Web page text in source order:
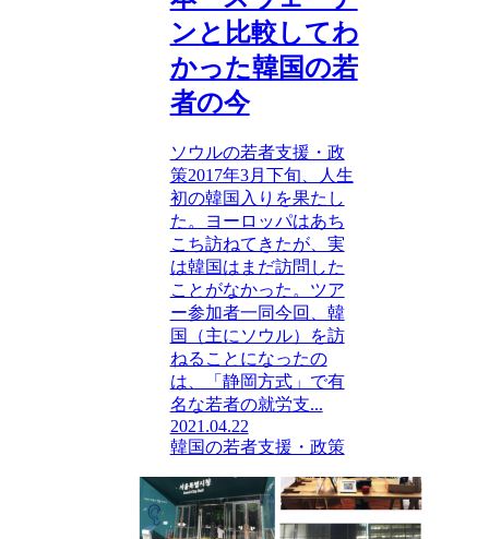
ンと比較してわ
かった韓国の若
者の今
ソウルの若者支援・政
策2017年3月下旬、人生
初の韓国入りを果たし
た。ヨーロッパはあち
こち訪ねてきたが、実
は韓国はまだ訪問した
ことがなかった。ツア
ー参加者一同今回、韓
国（主にソウル）を訪
ねることになったの
は、「静岡方式」で有
名な若者の就労支...
2021.04.22
韓国の若者支援・政策